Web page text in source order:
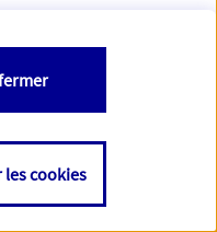
refuser comme de
sur
cookies